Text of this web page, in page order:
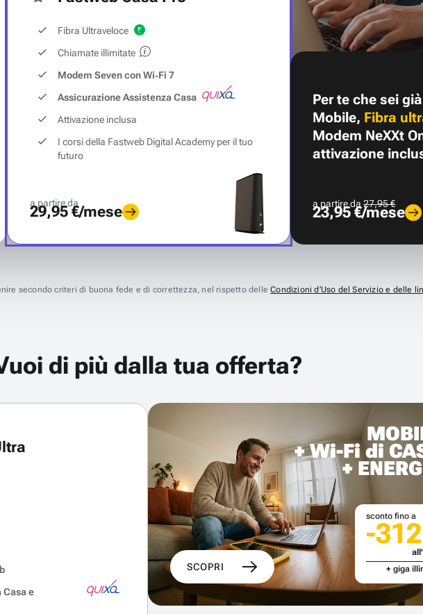
Fibra Ultraveloce
Chiamate illimitate
Modem Seven con Wi‑Fi 7
Assicurazione Assistenza Casa
Attivazione inclusa
I corsi della Fastweb Digital Academy per il tuo
futuro
a partire da
29,95 €/mese
Per te che sei
Mobile, Fibra
Modem NeXXt
attivazione
a partire da27,95 €
23,95 €/mese
secondo criteri di buona fede e di correttezza, nel rispetto delleCondizioni d’Uso del Servizio e delle
di più dalla tua offerta?
Casa e
+ Wi-Fi di
+
SCOPRI
sconto fino a
-
+ giga